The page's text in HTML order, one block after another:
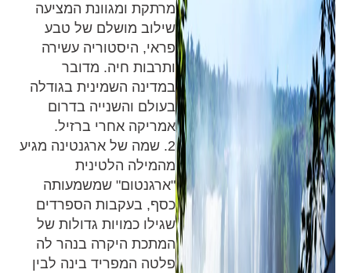
מרתקת ומגוונת המציעה
שילוב מושלם של טבע
פראי, היסטוריה עשירה
ותרבות חיה. מדובר
במדינה השמינית בגודלה
בעולם והשנייה בדרום
אמריקה אחרי ברזיל.
2. שמה של ארגנטינה מגיע
מהמילה הלטינית
"ארגנטום" שמשמעותה
כסף, בעקבות הספרדים
שגילו כמויות גדולות של
המתכת היקרה בנהר לה
פלטה המפריד בינה לבין